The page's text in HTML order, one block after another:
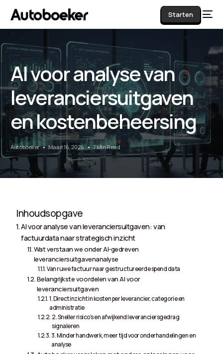
Starten
AI voor analyse van
leveranciersuitgaven
en kostenbeheersing
Autoboeker Maart 16, 2026 7 Min Read
Inhoudsopgave
AI voor analyse van leveranciersuitgaven: van
factuurdata naar strategisch inzicht
Wat verstaan we onder AI-gedreven
leveranciersuitgavenanalyse
Van ruwe factuur naar gestructureerde spend data
Belangrijkste voordelen van AI voor
leveranciersuitgaven
1. Direct inzicht in kosten per leverancier, categorie en
administratie
2. Sneller risico’s en afwijkend leveranciersgedrag
signaleren
3. Minder handwerk, meer tijd voor onderhandelingen en
analyse